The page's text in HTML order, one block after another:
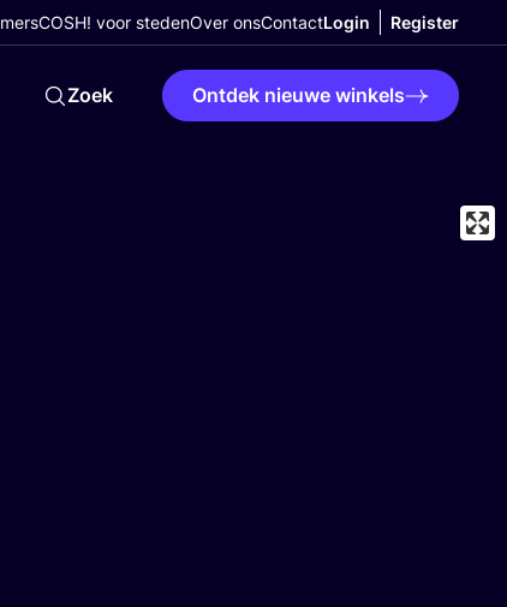
COSH! voor stedenOver onsContactLogin Register
Zoek Ontdek nieuwe winkels